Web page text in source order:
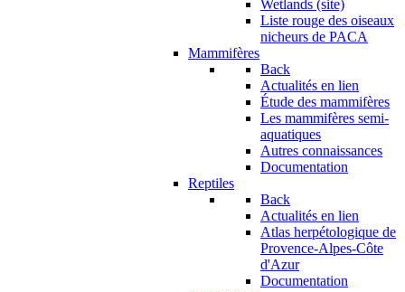
Wetlands (site)
Liste rouge des oiseaux
nicheurs de PACA
Mammifères
Back
Actualités en lien
Étude des mammifères
Les mammifères semi-
aquatiques
Autres connaissances
Documentation
Reptiles
Back
Actualités en lien
Atlas herpétologique de
Provence-Alpes-Côte
d'Azur
Documentation